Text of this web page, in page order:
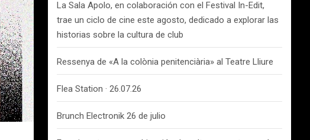
La Sala Apolo, en colaboración con el Festival In-Edit,
trae un ciclo de cine este agosto, dedicado a explorar las
historias sobre la cultura de club
Ressenya de «A la colònia penitenciària» al Teatre Lliure
Flea Station · 26.07.26
Brunch Electronik 26 de julio